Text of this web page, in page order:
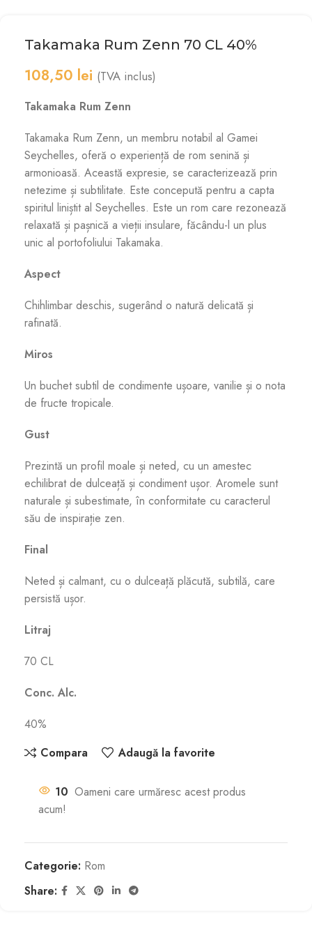
Takamaka Rum Zenn 70 CL 40%
108,50 lei (TVA inclus)
Takamaka Rum Zenn
Takamaka Rum Zenn, un membru notabil al Gamei
Seychelles, oferă o experiență de rom senină și
armonioasă. Această expresie, se caracterizează prin
netezime și subtilitate. Este concepută pentru a capta
spiritul liniștit al Seychelles. Este un rom care rezonează
relaxată și pașnică a vieții insulare, făcându-l un plus
unic al portofoliului Takamaka.
Aspect
Chihlimbar deschis, sugerând o natură delicată și
rafinată.
Miros
Un buchet subtil de condimente ușoare, vanilie și o nota
de fructe tropicale.
Gust
Prezintă un profil moale și neted, cu un amestec
echilibrat de dulceață și condiment ușor. Aromele sunt
naturale și subestimate, în conformitate cu caracterul
său de inspirație zen.
Final
Neted și calmant, cu o dulceață plăcută, subtilă, care
persistă ușor.
Litraj
70 CL
Conc. Alc.
40%
Compara
Adaugă la favorite
10 Oameni care urmăresc acest produs
acum!
Categorie: Rom
Share: